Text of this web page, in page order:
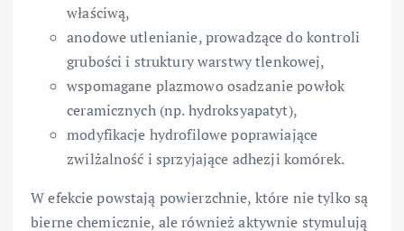
właściwą,
anodowe utlenianie, prowadzące do kontroli
grubości i struktury warstwy tlenkowej,
wspomagane plazmowo osadzanie powłok
ceramicznych (np. hydroksyapatyt),
modyfikacje hydrofilowe poprawiające
zwilżalność i sprzyjające adhezji komórek.
W efekcie powstają powierzchnie, które nie tylko są
bierne chemicznie, ale również aktywnie stymulują